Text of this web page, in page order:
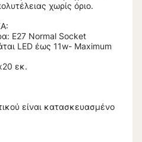
χωρίς όριο.
Ε27 Normal Socket
LED έως 11w- Maximum
εκ.
είναι κατασκευασμένο